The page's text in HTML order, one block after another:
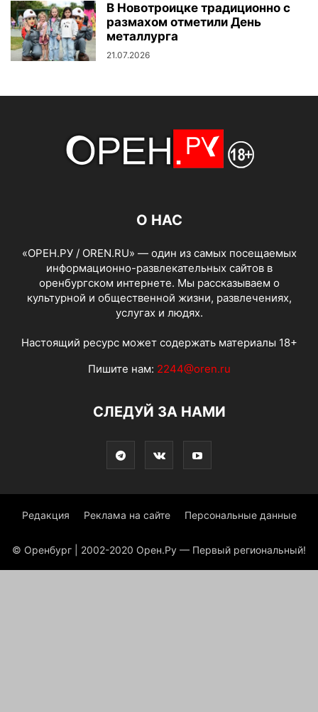
В Новотроицке традиционно с
размахом отметили День
металлурга
21.07.2026
О НАС
«ОРЕН.РУ / OREN.RU» — один из самых посещаемых
информационно-развлекательных сайтов в
оренбургском интернете. Мы рассказываем о
культурной и общественной жизни, развлечениях,
услугах и людях.
Настоящий ресурс может содержать материалы 18+
Пишите нам: 2244@oren.ru
СЛЕДУЙ ЗА НАМИ
Редакция Реклама на сайте Персональные данные
© Оренбург | 2002-2020 Орен.Ру — Первый региональный!